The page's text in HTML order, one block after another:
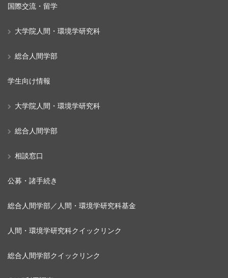
国際交流・留学
大学院人間・環境学研究科
総合人間学部
学生向け情報
大学院人間・環境学研究科
総合人間学部
相談窓口
公募・諸手続き
総合人間学部／人間・環境学研究科基金
人間・環境学研究科クイックリンク
総合人間学部クイックリンク